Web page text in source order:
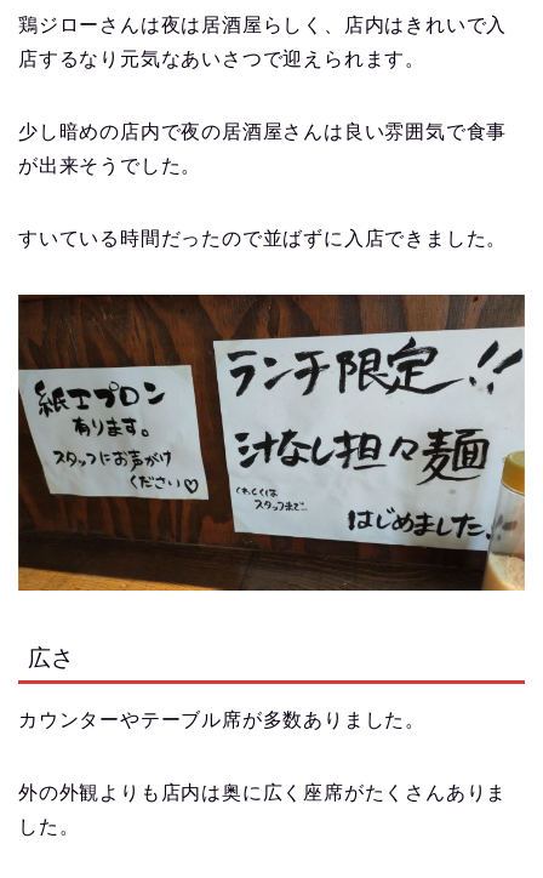
鶏ジローさんは夜は居酒屋らしく、店内はきれいで入
店するなり元気なあいさつで迎えられます。
少し暗めの店内で夜の居酒屋さんは良い雰囲気で食事
が出来そうでした。
すいている時間だったので並ばずに入店できました。
広さ
カウンターやテーブル席が多数ありました。
外の外観よりも店内は奥に広く座席がたくさんありま
した。